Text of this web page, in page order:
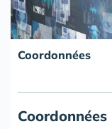
Coordonnées
Coordonnées